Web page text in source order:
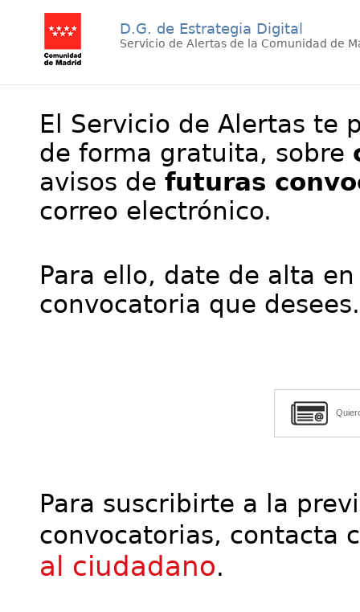
D.G. de Estrategia Digital
Servicio de Alertas de la Comunidad de
El Servicio de Alertas te
de forma gratuita, sobre
avisos de futuras
correo electrónico.
Para ello, date de alta
convocatoria que desees.
Para suscribirte a la
convocatorias, contacta
al ciudadano.